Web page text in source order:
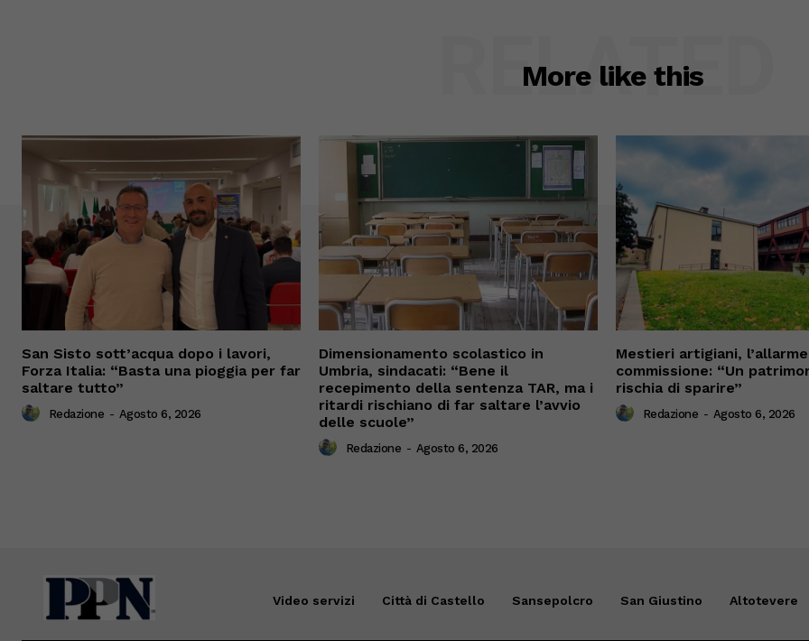
More like this
RELATED
San Sisto sott’acqua dopo i lavori,
Forza Italia: “Basta una pioggia per far
saltare tutto”
Redazione - Agosto 6, 2026
Dimensionamento scolastico in
Umbria, sindacati: “Bene il
recepimento della sentenza TAR, ma i
ritardi rischiano di far saltare l’avvio
delle scuole”
Redazione - Agosto 6, 2026
Mestieri artigiani,
commissione: “Un
rischia di sparire”
Redazione - Agosto 6, 2026
Video servizi Città di Castello Sansepolcro San Giustino Altotevere